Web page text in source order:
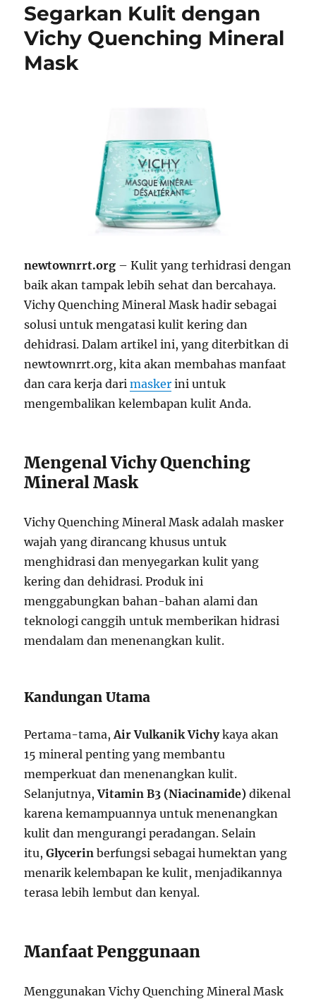
Segarkan Kulit dengan
Vichy Quenching Mineral
Mask
newtownrrt.org – Kulit yang terhidrasi dengan
baik akan tampak lebih sehat dan bercahaya.
Vichy Quenching Mineral Mask hadir sebagai
solusi untuk mengatasi kulit kering dan
dehidrasi. Dalam artikel ini, yang diterbitkan di
newtownrrt.org, kita akan membahas manfaat
dan cara kerja darimasker ini untuk
mengembalikan kelembapan kulit Anda.
Mengenal Vichy Quenching
Mineral Mask
Vichy Quenching Mineral Mask adalah masker
wajah yang dirancang khusus untuk
menghidrasi dan menyegarkan kulit yang
kering dan dehidrasi. Produk ini
menggabungkan bahan-bahan alami dan
teknologi canggih untuk memberikan hidrasi
mendalam dan menenangkan kulit.
Kandungan Utama
Pertama-tama,Air Vulkanik Vichykaya akan
15 mineral penting yang membantu
memperkuat dan menenangkan kulit.
Selanjutnya,Vitamin B3 (Niacinamide) dikenal
karena kemampuannya untuk menenangkan
kulit dan mengurangi peradangan. Selain
itu,Glycerin berfungsi sebagai humektan yang
menarik kelembapan ke kulit, menjadikannya
terasa lebih lembut dan kenyal.
Manfaat Penggunaan
Menggunakan Vichy Quenching Mineral Mask